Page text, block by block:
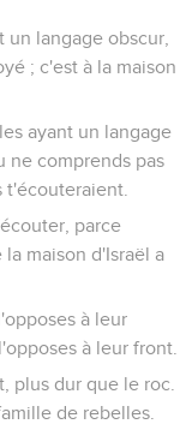
langage obscur,
; c'est à la maison
ayant un langage
ne comprends pas
t'écouteraient.
parce
maison d'Israël a
à leur
à leur front.
plus dur que le roc.
de rebelles.